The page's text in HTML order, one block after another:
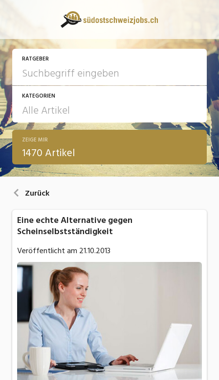
RATGEBER
KATEGORIEN
13 Fragen - 13 Antworten
Arbeit
ZEIGE MIR
1470 Artikel
Zurück
Eine echte Alternative gegen
Scheinselbstständigkeit
Veröffentlicht am 21.10.2013